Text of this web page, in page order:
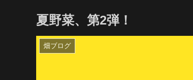
夏野菜、第2弾！
畑ブログ